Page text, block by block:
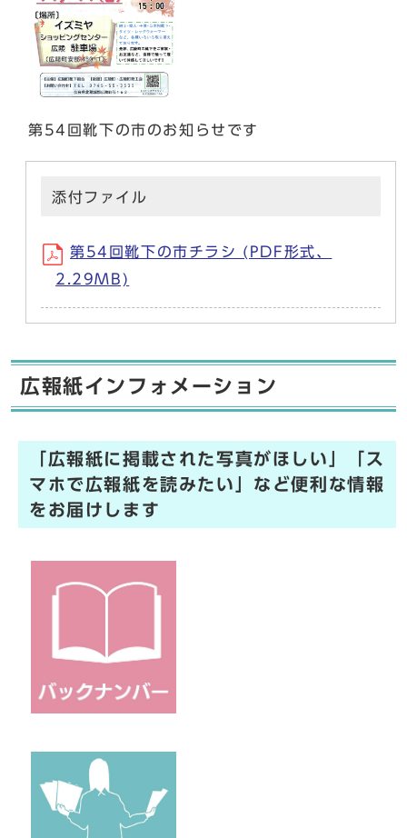
第54回靴下の市のお知らせです
添付ファイル
第54回靴下の市チラシ (PDF形式、
2.29MB)
広報紙インフォメーション
「広報紙に掲載された写真がほしい」「ス
マホで広報紙を読みたい」など便利な情報
をお届けします